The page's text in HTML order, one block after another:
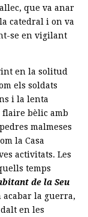
que va anar
catedral i on va
se en vigilant
en la solitud
els soldats
i la lenta
flaire bèlic amb
malmeses
la Casa
activitats. Les
temps
de la Seu
acabar la guerra,
en les